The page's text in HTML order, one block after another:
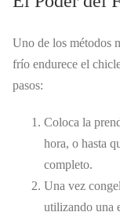
Uno de los métodos
frío endurece el
pasos:
Coloca la
hora, o hasta
completo.
Una vez
utilizando una